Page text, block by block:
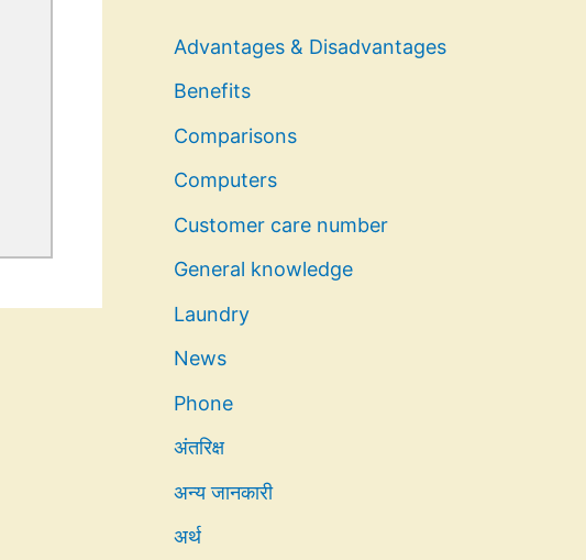
Advantages & Disadvantages
Benefits
Comparisons
Computers
Customer care number
General knowledge
Laundry
News
Phone
अंतरिक्ष
अन्य जानकारी
अर्थ